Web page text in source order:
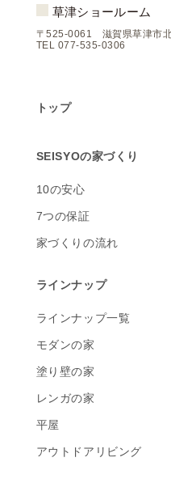
草津ショールーム
〒525-0061 滋賀県草津市
TEL 077-535-0306
トップ
SEISYOの家づくり
10の安心
7つの保証
家づくりの流れ
ラインナップ
ラインナップ一覧
モダンの家
塗り壁の家
レンガの家
平屋
アウトドアリビング